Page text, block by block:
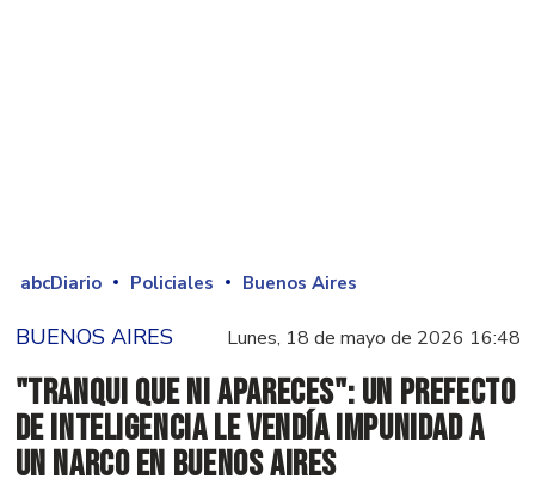
abcDiario Policiales Buenos Aires
BUENOS AIRES Lunes, 18 de mayo de 2026 16:48
"Tranqui que ni apareces": un prefecto
de inteligencia le vendía impunidad a
un narco en Buenos Aires